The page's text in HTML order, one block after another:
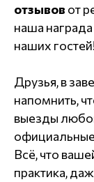
отзывов от
наша
наших гостей!
Друзья, в
напомнить,
выезды
Всё, что
практика,